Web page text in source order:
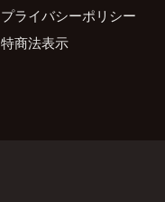
プライバシーポリシー
特商法表示